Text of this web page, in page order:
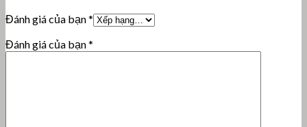
Đánh giá của bạn*
Đánh giá của bạn*